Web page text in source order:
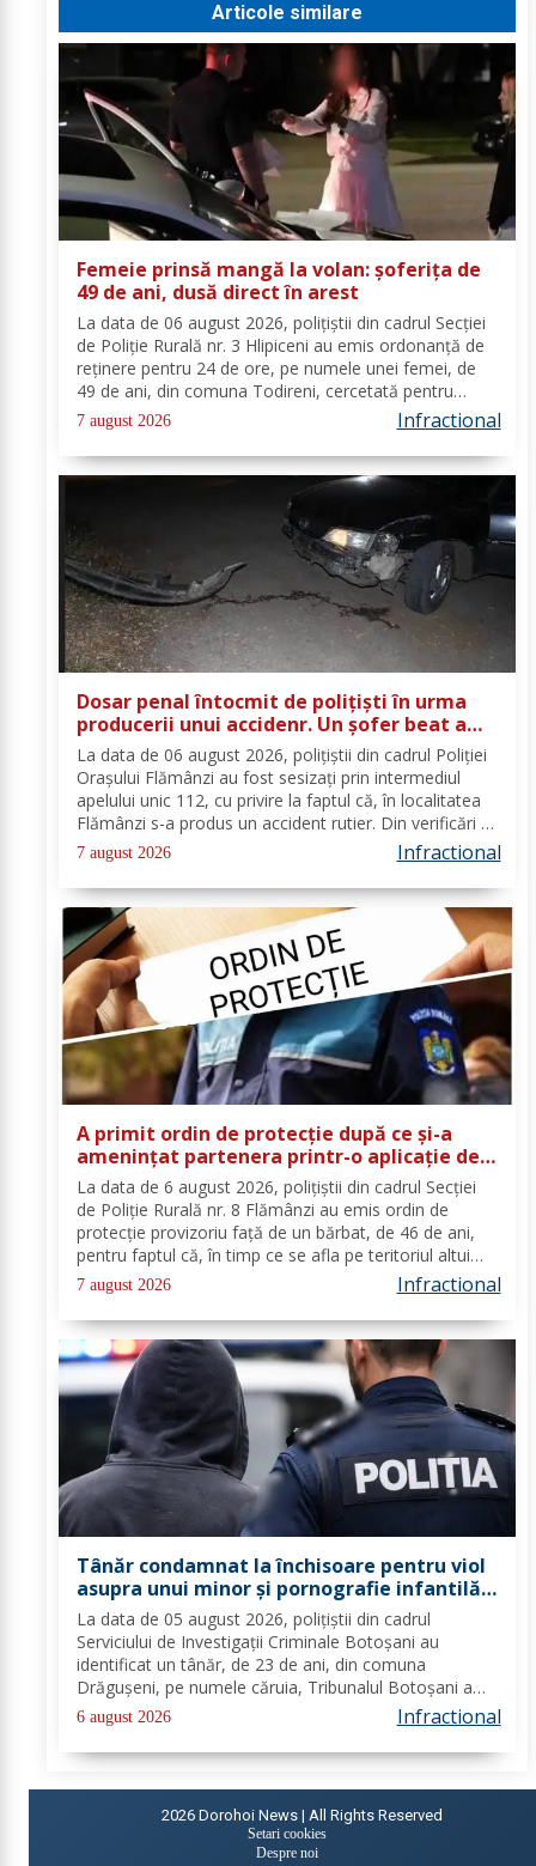
Articole similare
Femeie prinsă mangă la volan: șoferița de
49 de ani, dusă direct în arest
La data de 06 august 2026, polițiștii din cadrul Secției
de Poliție Rurală nr. 3 Hlipiceni au emis ordonanță de
reținere pentru 24 de ore, pe numele unei femei, de
49 de ani, din comuna Todireni, cercetată pentru
comiterea infracțiunii de conducerea unui vehicul sub
influența alcoolului. În urma...
7 august 2026 Infractional
Dosar penal întocmit de polițiști în urma
producerii unui accidenr. Un șofer beat a
lovit un cap de pod
La data de 06 august 2026, polițiștii din cadrul Poliției
Orașului Flămânzi au fost sesizați prin intermediul
apelului unic 112, cu privire la faptul că, în localitatea
Flămânzi s-a produs un accident rutier. Din verificări a
reieșit faptul că, în timp ce se deplasa pe strada
Tulburea din orașul...
7 august 2026 Infractional
A primit ordin de protecție după ce și-a
amenințat partenera printr-o aplicație de
mesagerie
La data de 6 august 2026, polițiștii din cadrul Secției
de Poliție Rurală nr. 8 Flămânzi au emis ordin de
protecție provizoriu față de un bărbat, de 46 de ani,
pentru faptul că, în timp ce se afla pe teritoriul altui
stat, și-ar fi amenințat partenera, prin intermediul unor
mesaje transmise...
7 august 2026 Infractional
Tânăr condamnat la închisoare pentru viol
asupra unui minor și pornografie infantilă,
identificat de polițiști
La data de 05 august 2026, polițiștii din cadrul
Serviciului de Investigații Criminale Botoșani au
identificat un tânăr, de 23 de ani, din comuna
Drăgușeni, pe numele căruia, Tribunalul Botoșani a
emis un mandat de executare a pedepsei cu
închisoarea. Tânărul a fost condamnat la 4 ani și 5 luni
de...
6 august 2026 Infractional
2026 Dorohoi News | All Rights Reserved
Setari cookies
Despre noi